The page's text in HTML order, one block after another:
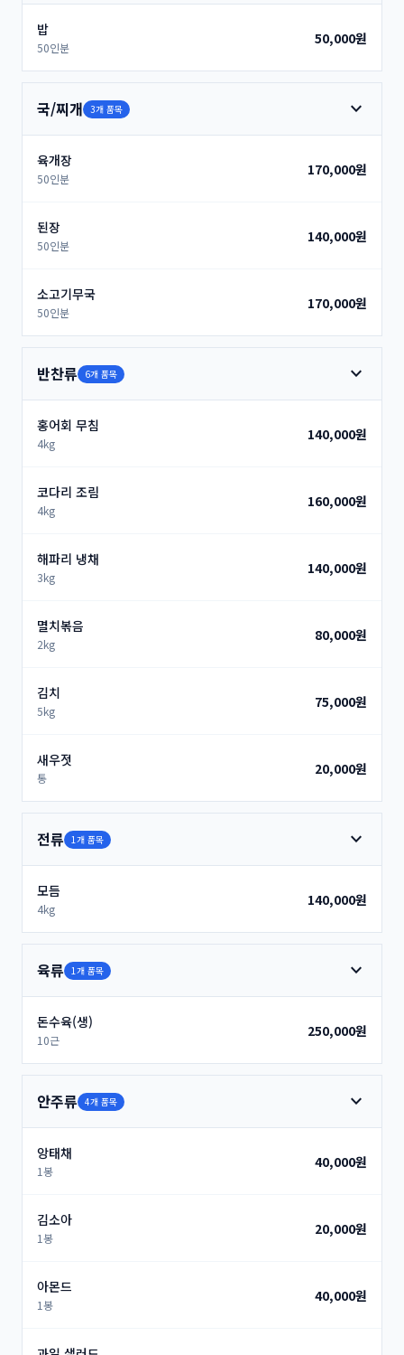
밥
50인분
50,000원
국/찌개 3개 품목 expand_more
육개장
50인분
170,000원
된장
50인분
140,000원
소고기무국
50인분
170,000원
반찬류 6개 품목 expand_more
홍어회 무침
4kg
140,000원
코다리 조림
4kg
160,000원
해파리 냉채
3kg
140,000원
멸치볶음
2kg
80,000원
김치
5kg
75,000원
새우젓
통
20,000원
전류 1개 품목 expand_more
모듬
4kg
140,000원
육류 1개 품목 expand_more
돈수육(생)
10근
250,000원
안주류 4개 품목 expand_more
앙태채
1봉
40,000원
김소아
1봉
20,000원
아몬드
1봉
40,000원